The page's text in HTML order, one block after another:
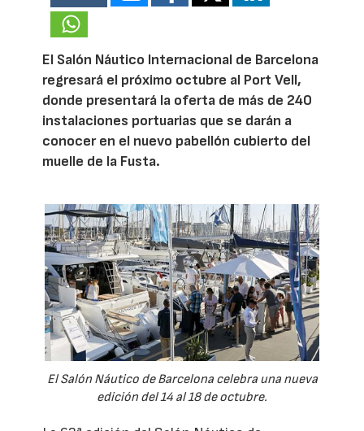
El Salón Náutico Internacional de Barcelona
regresará el próximo octubre al Port Vell,
donde presentará la oferta de más de 240
instalaciones portuarias que se darán a
conocer en el nuevo pabellón cubierto del
muelle de la Fusta.
El Salón Náutico de Barcelona celebra una nueva
edición del 14 al 18 de octubre.